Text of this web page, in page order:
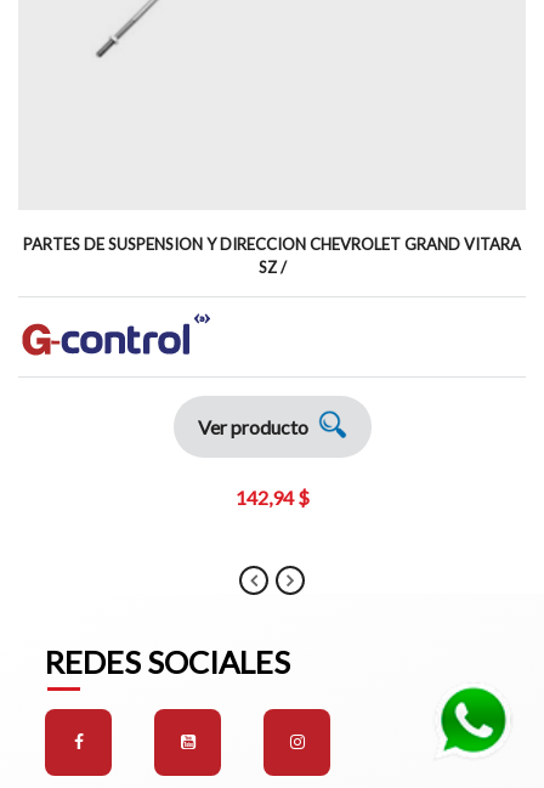
PARTES DE SUSPENSION Y DIRECCION CHEVROLET GRAND VITARA
SZ /
Ver producto
142,94 $
REDES SOCIALES